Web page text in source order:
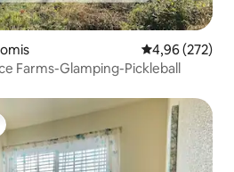
Gemiddelde
4,96 (272)
Farms-Glamping-Pickleball